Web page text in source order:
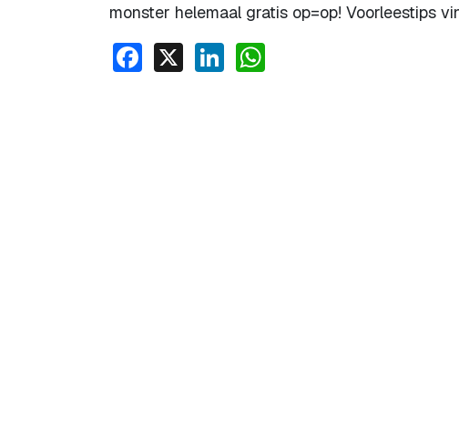
monster helemaal gratis op=op! Voorleestips
Facebook
X LinkedIn